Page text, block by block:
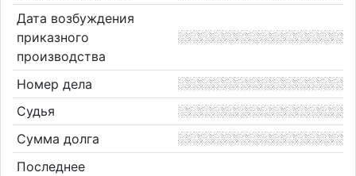
Дата возбуждения
приказного
производства
Номер дела
Судья
Сумма долга
Последнее